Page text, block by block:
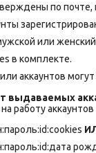
по почте,
или
в комплекте.
аккаунтов
выдаваемых
работу аккаунтов